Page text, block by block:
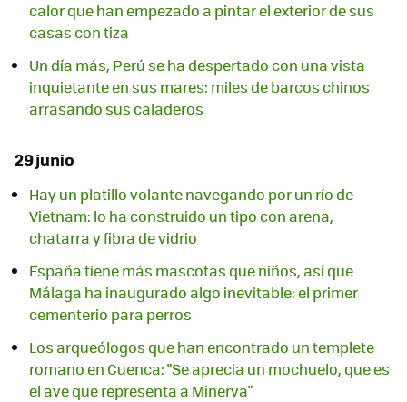
calor que han empezado a pintar el exterior de sus
casas con tiza
Un día más, Perú se ha despertado con una vista
inquietante en sus mares: miles de barcos chinos
arrasando sus caladeros
29 junio
Hay un platillo volante navegando por un río de
Vietnam: lo ha construido un tipo con arena,
chatarra y fibra de vidrio
España tiene más mascotas que niños, así que
Málaga ha inaugurado algo inevitable: el primer
cementerio para perros
Los arqueólogos que han encontrado un templete
romano en Cuenca: "Se aprecia un mochuelo, que es
el ave que representa a Minerva"